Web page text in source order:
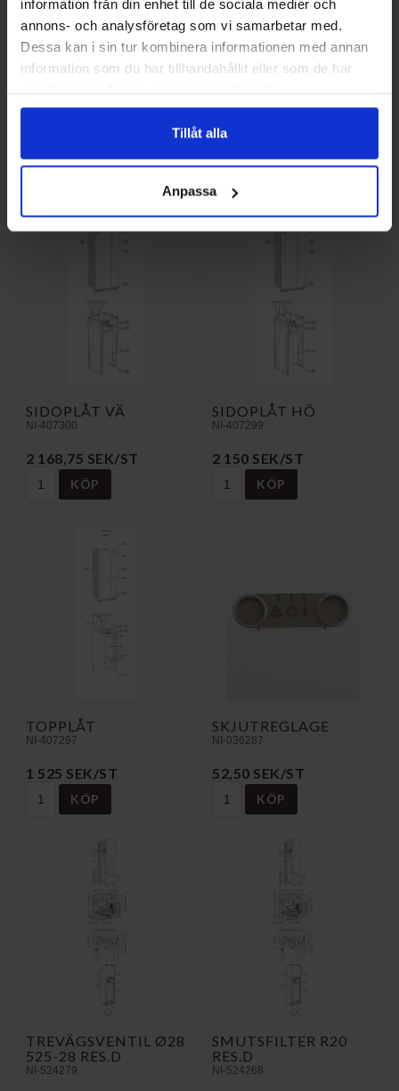
information från din enhet till de sociala medier och
annons- och analysföretag som vi samarbetar med.
Dessa kan i sin tur kombinera informationen med annan
information som du har tillhandahållit eller som de har
Tillåt alla
Anpassa
NI-724073
KÖP
NI-518611
393,75 SEK/ST
KÖP
SIDOPLÅT VÄ
NI-407300
2 168,75 SEK/ST
KÖP
SIDOPLÅT HÖ
NI-407299
2 150 SEK/ST
KÖP
TOPPLÅT
NI-407297
1 525 SEK/ST
KÖP
SKJUTREGLAGE
NI-036287
52,50 SEK/ST
KÖP
TREVÄGSVENTIL Ø28
525-28 RES.D
NI-524279
SMUTSFILTER R20
RES.D
NI-524268